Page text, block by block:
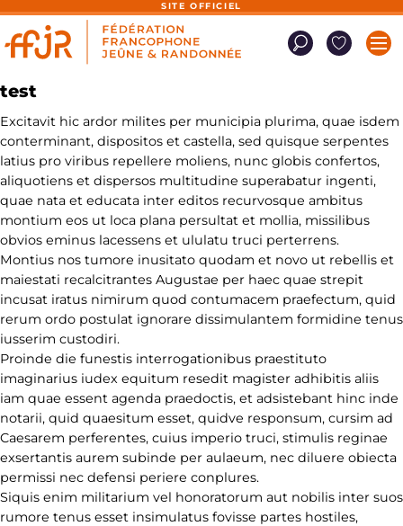
SITE OFFICIEL
test
Excitavit hic ardor milites per municipia plurima, quae isdem
conterminant, dispositos et castella, sed quisque serpentes
latius pro viribus repellere moliens, nunc globis confertos,
aliquotiens et dispersos multitudine superabatur ingenti,
quae nata et educata inter editos recurvosque ambitus
montium eos ut loca plana persultat et mollia, missilibus
obvios eminus lacessens et ululatu truci perterrens.
Montius nos tumore inusitato quodam et novo ut rebellis et
maiestati recalcitrantes Augustae per haec quae strepit
incusat iratus nimirum quod contumacem praefectum, quid
rerum ordo postulat ignorare dissimulantem formidine tenus
iusserim custodiri.
Proinde die funestis interrogationibus praestituto
imaginarius iudex equitum resedit magister adhibitis aliis
iam quae essent agenda praedoctis, et adsistebant hinc inde
notarii, quid quaesitum esset, quidve responsum, cursim ad
Caesarem perferentes, cuius imperio truci, stimulis reginae
exsertantis aurem subinde per aulaeum, nec diluere obiecta
permissi nec defensi periere conplures.
Siquis enim militarium vel honoratorum aut nobilis inter suos
rumore tenus esset insimulatus fovisse partes hostiles,
Panneau de gestion des cookies